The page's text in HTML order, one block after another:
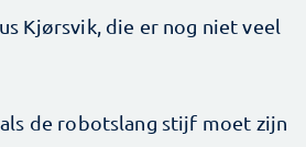
Kjørsvik, die er nog niet veel
de robotslang stijf moet zijn